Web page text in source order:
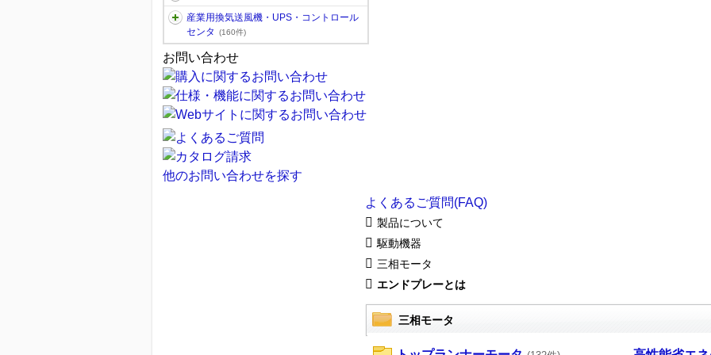
産業用換気送風機・UPS・コントロール
センタ
(160件)
お問い合わせ
他のお問い合わせを探す
よくあるご質問(FAQ)
製品について
駆動機器
三相モータ
エンドプレーとは
三相モータ